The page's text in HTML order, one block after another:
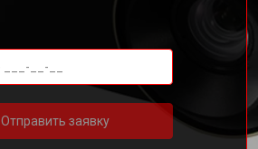
Отправить заявку